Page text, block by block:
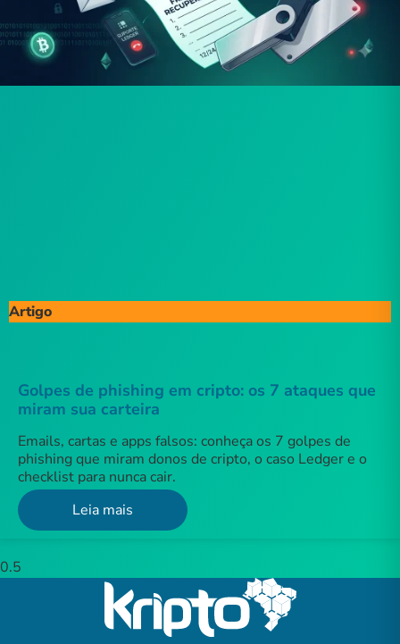
Artigo
Golpes de phishing em cripto: os 7 ataques que
miram sua carteira
Emails, cartas e apps falsos: conheça os 7 golpes de
phishing que miram donos de cripto, o caso Ledger e o
checklist para nunca cair.
Leia mais